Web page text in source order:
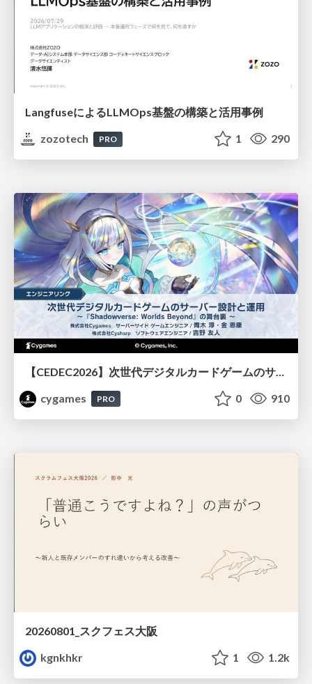
LangfuseによるLLMOps基盤の構築と活用事例
zozotech
PRO 1 290
cygames
PRO 0 910
20260801_スクフェス大阪
kgnkhkr
1 1.2k